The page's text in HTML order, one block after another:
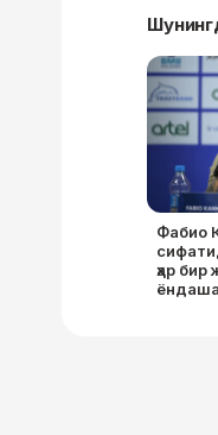
Фабио
ҳар бир